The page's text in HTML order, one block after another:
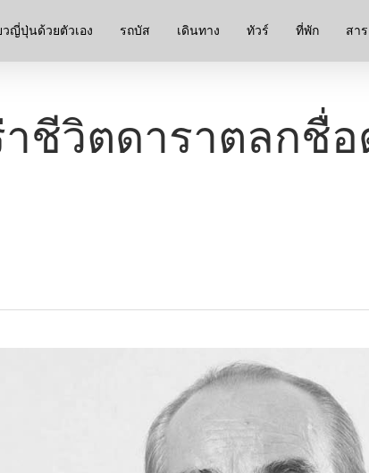
วญี่ปุ่นด้วยตัวเอง รถบัส เดินทาง ทัวร์ ที่พัก สา
ชีวิตดาราตลกชื่